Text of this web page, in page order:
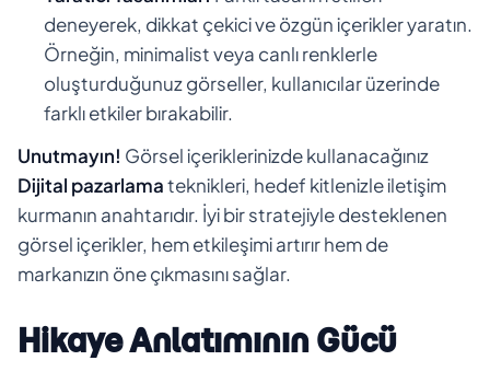
deneyerek, dikkat çekici ve özgün içerikler yaratın.
Örneğin, minimalist veya canlı renklerle
oluşturduğunuz görseller, kullanıcılar üzerinde
farklı etkiler bırakabilir.
Unutmayın! Görsel içeriklerinizde kullanacağınız
Dijital pazarlamateknikleri, hedef kitlenizle iletişim
kurmanın anahtarıdır. İyi bir stratejiyle desteklenen
görsel içerikler, hem etkileşimi artırır hem de
markanızın öne çıkmasını sağlar.
Hikaye Anlatımının Gücü